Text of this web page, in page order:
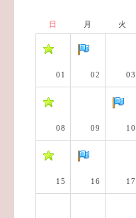
日 月 火
01 02 03
08 09 10
15 16 17